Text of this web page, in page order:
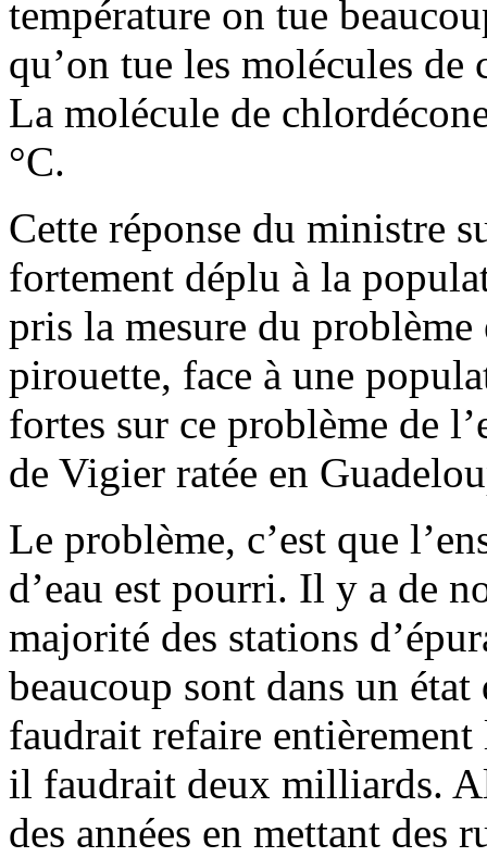
température on tue
qu’on tue les molécules
La molécule de
°C.
Cette réponse du ministre
fortement déplu à la
pris la mesure du problème
pirouette, face à une
fortes sur ce problème de
de Vigier ratée en
Le problème, c’est que
d’eau est pourri. Il y a de
majorité des stations
beaucoup sont dans un
faudrait refaire
il faudrait deux milliards.
des années en mettant des